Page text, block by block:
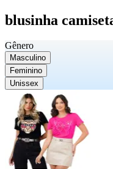
blusinha
Gênero
Masculino
Feminino
Unissex